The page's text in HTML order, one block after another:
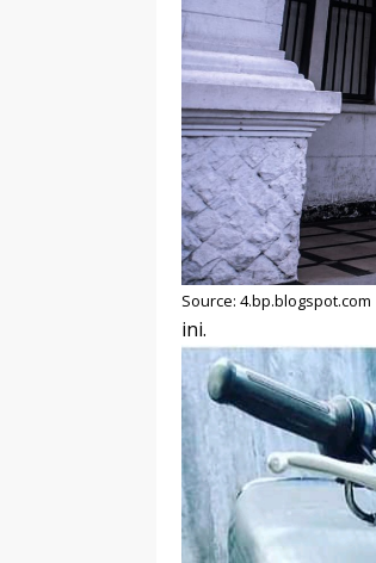
Source: 4.bp.blogspot.com
ini.